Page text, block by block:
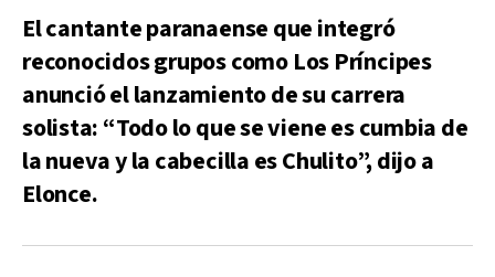
El cantante paranaense que integró
reconocidos grupos como Los Príncipes
anunció el lanzamiento de su carrera
solista: “Todo lo que se viene es cumbia de
la nueva y la cabecilla es Chulito”, dijo a
Elonce.